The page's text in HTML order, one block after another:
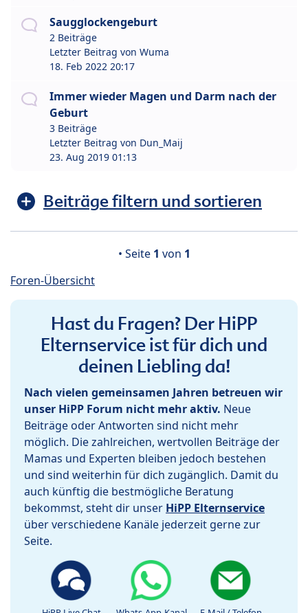
Saugglockengeburt
2 Beiträge
Letzter Beitrag von Wuma
18. Feb 2022 20:17
Immer wieder Magen und Darm nach der
Geburt
3 Beiträge
Letzter Beitrag von Dun_Maij
23. Aug 2019 01:13
Beiträge filtern und sortieren
• Seite 1 von 1
Foren-Übersicht
Hast du Fragen? Der HiPP
Elternservice ist für dich und
deinen Liebling da!
Nach vielen gemeinsamen Jahren betreuen wir
unser HiPP Forum nicht mehr aktiv. Neue
Beiträge oder Antworten sind nicht mehr
möglich. Die zahlreichen, wertvollen Beiträge der
Mamas und Experten bleiben jedoch bestehen
und sind weiterhin für dich zugänglich. Damit du
auch künftig die bestmögliche Beratung
bekommst, steht dir unser HiPP Elternservice
über verschiedene Kanäle jederzeit gerne zur
Seite.